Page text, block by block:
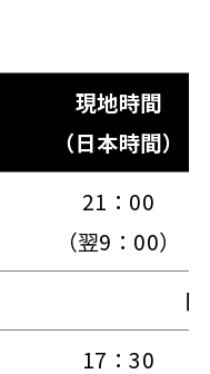
現地時間
（日本時間）
21：00
（翌9：00）
17：30